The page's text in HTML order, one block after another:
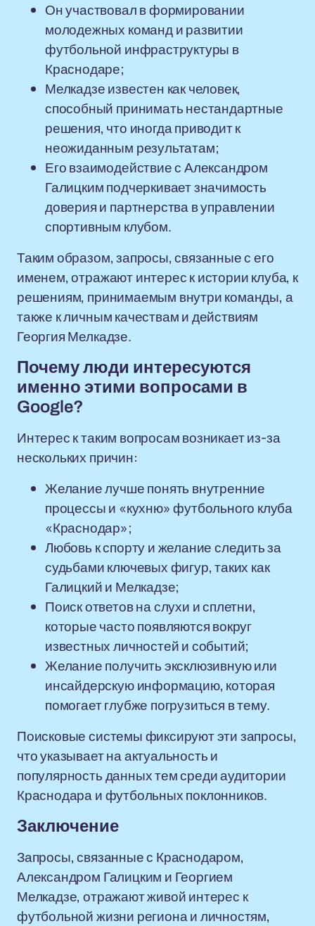
Он участвовал в формировании
молодежных команд и развитии
футбольной инфраструктуры в
Краснодаре;
Мелкадзе известен как человек,
способный принимать нестандартные
решения, что иногда приводит к
неожиданным результатам;
Его взаимодействие с Александром
Галицким подчеркивает значимость
доверия и партнерства в управлении
спортивным клубом.
Таким образом, запросы, связанные с его
именем, отражают интерес к истории клуба, к
решениям, принимаемым внутри команды, а
также к личным качествам и действиям
Георгия Мелкадзе.
Почему люди интересуются
именно этими вопросами в
Google?
Интерес к таким вопросам возникает из-за
нескольких причин:
Желание лучше понять внутренние
процессы и «кухню» футбольного клуба
«Краснодар»;
Любовь к спорту и желание следить за
судьбами ключевых фигур, таких как
Галицкий и Мелкадзе;
Поиск ответов на слухи и сплетни,
которые часто появляются вокруг
известных личностей и событий;
Желание получить эксклюзивную или
инсайдерскую информацию, которая
помогает глубже погрузиться в тему.
Поисковые системы фиксируют эти запросы,
что указывает на актуальность и
популярность данных тем среди аудитории
Краснодара и футбольных поклонников.
Заключение
Запросы, связанные с Краснодаром,
Александром Галицким и Георгием
Мелкадзе, отражают живой интерес к
футбольной жизни региона и личностям,